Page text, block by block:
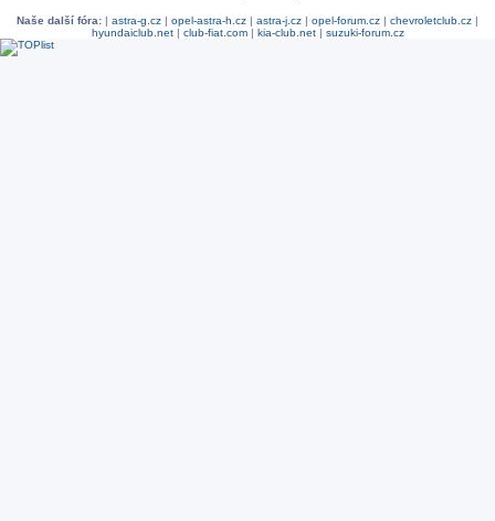
Naše další fóra: | astra-g.cz | opel-astra-h.cz | astra-j.cz | opel-forum.cz | chevroletclub.cz |
hyundaiclub.net| club-fiat.com| kia-club.net| suzuki-forum.cz